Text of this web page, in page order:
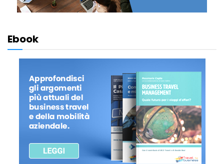
Ebook